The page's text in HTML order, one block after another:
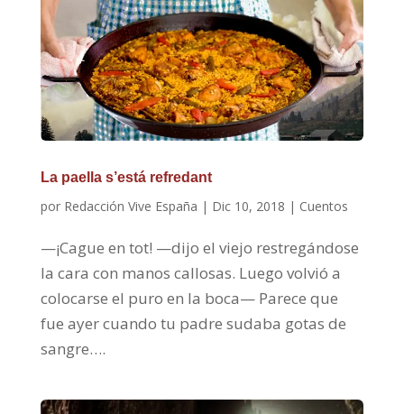
La paella s’está refredant
por Redacción Vive España | Dic 10, 2018 | Cuentos
—¡Cague en tot! —dijo el viejo restregándose
la cara con manos callosas. Luego volvió a
colocarse el puro en la boca— Parece que
fue ayer cuando tu padre sudaba gotas de
sangre….